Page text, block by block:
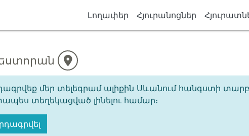
Լողափեր Հյուրանոցներ
մեր տելեգրամ ալիքին Սևանում հանգստի
տեղեկացված լինելու համար։